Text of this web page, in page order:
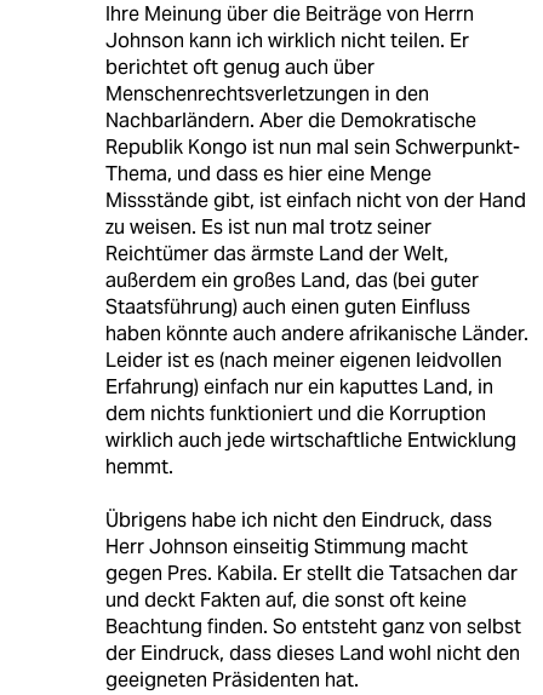
Ihre Meinung über die Beiträge von Herrn
Johnson kann ich wirklich nicht teilen. Er
berichtet oft genug auch über
Menschenrechtsverletzungen in den
Nachbarländern. Aber die Demokratische
Republik Kongo ist nun mal sein Schwerpunkt-
Thema, und dass es hier eine Menge
Missstände gibt, ist einfach nicht von der Hand
zu weisen. Es ist nun mal trotz seiner
Reichtümer das ärmste Land der Welt,
außerdem ein großes Land, das (bei guter
Staatsführung) auch einen guten Einfluss
haben könnte auch andere afrikanische Länder.
Leider ist es (nach meiner eigenen leidvollen
Erfahrung) einfach nur ein kaputtes Land, in
dem nichts funktioniert und die Korruption
wirklich auch jede wirtschaftliche Entwicklung
hemmt.
Übrigens habe ich nicht den Eindruck, dass
Herr Johnson einseitig Stimmung macht
gegen Pres. Kabila. Er stellt die Tatsachen dar
und deckt Fakten auf, die sonst oft keine
Beachtung finden. So entsteht ganz von selbst
der Eindruck, dass dieses Land wohl nicht den
geeigneten Präsidenten hat.